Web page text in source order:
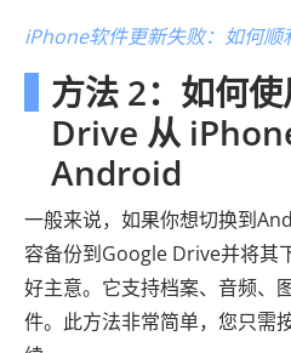
iPhone软件更新失败：如何顺
方法 2：如何
Drive 从
Android
一般来说，如果你想切换到
容备份到Google Drive并将其
好主意。它支持档案、音频、
件。此方法非常简单，您只需